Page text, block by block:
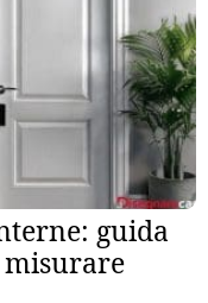
guida
misurare